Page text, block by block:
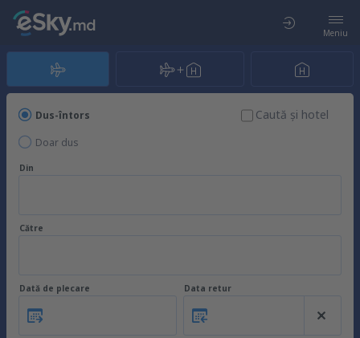
Meniu
Dus-întors
Doar dus
Caută şi hotel
Din
Către
Dată de plecare Data retur